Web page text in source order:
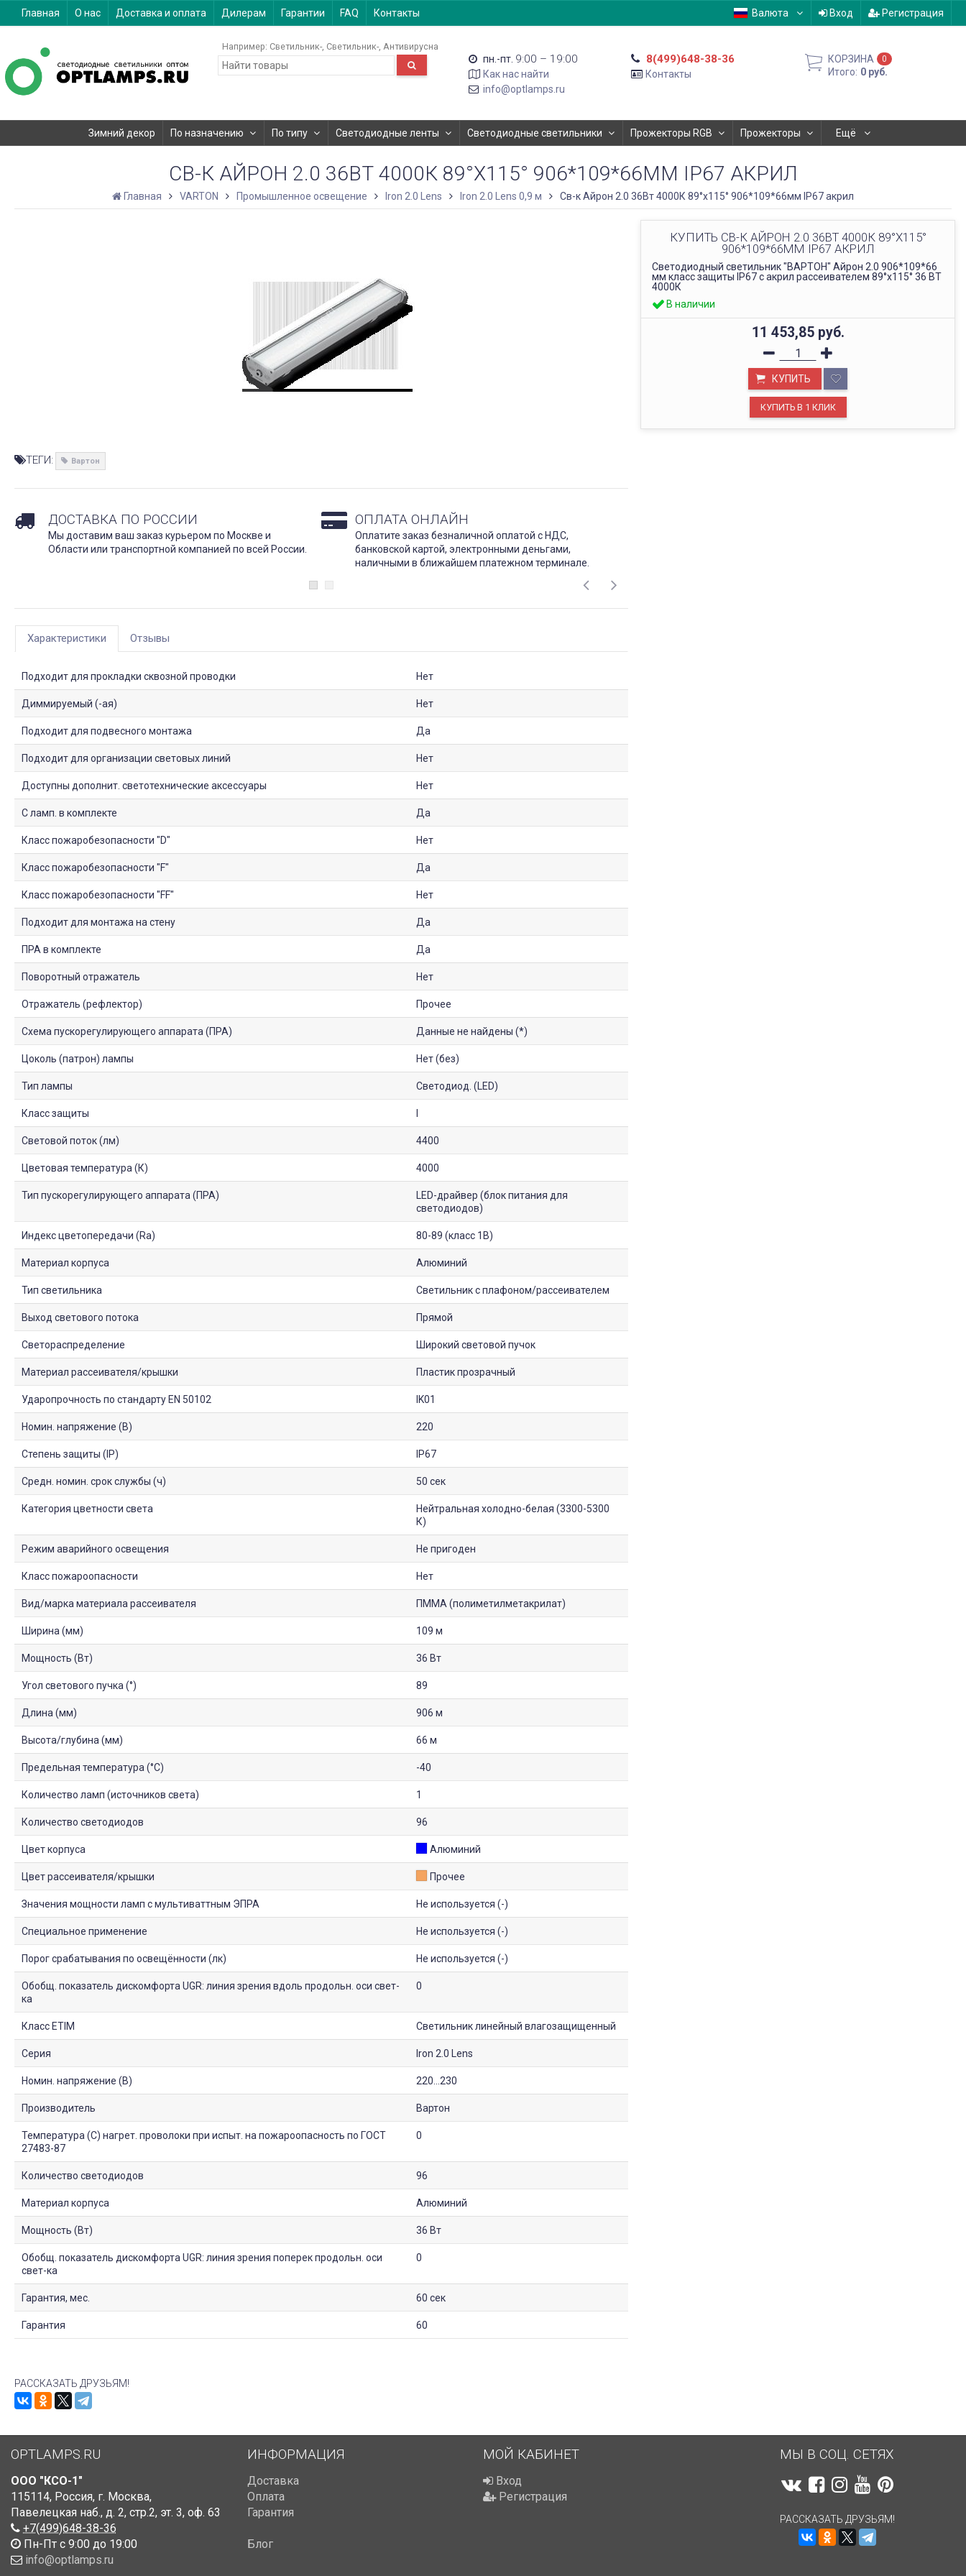
Главная О нас Доставка и оплата Дилерам Гарантии FAQ Контакты Валюта Вход Регистрация
Например: Светильник- Светильник- Антивирусна
пн.-пт. 9:00 – 19:00
Как нас найти
info@optlamps.ru
8(499)648-38-36
Контакты
КОРЗИНА 0
Итого: 0 руб.
Зимний декор По назначению По типу Светодиодные ленты Светодиодные светильники Прожекторы RGB Прожекторы Ещё
СВ-К АЙРОН 2.0 36ВТ 4000К 89°X115° 906*109*66ММ IP67 АКРИЛ
Главная VARTON Промышленное освещение Iron 2.0 Lens Iron 2.0 Lens 0,9 м Св-к Айрон 2.0 36Вт 4000К 89°x115° 906*109*66мм IP67 акрил
КУПИТЬ СВ-К АЙРОН 2.0 36ВТ 4000К 89°X115°
906*109*66ММ IP67 АКРИЛ
Светодиодный светильник "ВАРТОН" Айрон 2.0 906*109*66
мм класс защиты IP67 с акрил рассеивателем 89°x115° 36 ВТ
4000К
В наличии
11 453,85 руб.
КУПИТЬ
ТЕГИ: Вартон
ДОСТАВКА ПО РОССИИ
Мы доставим ваш заказ курьером по Москве и
Области или транспортной компанией по всей России.
ОПЛАТА ОНЛАЙН
Оплатите заказ безналичной оплатой с НДС,
банковской картой, электронными деньгами,
наличными в ближайшем платежном терминале.
Характеристики Отзывы
Подходит для прокладки сквозной проводки Нет
Диммируемый (-ая) Нет
Подходит для подвесного монтажа Да
Подходит для организации световых линий Нет
Доступны дополнит. светотехнические аксессуары Нет
С ламп. в комплекте Да
Класс пожаробезопасности "D" Нет
Класс пожаробезопасности "F" Да
Класс пожаробезопасности "FF" Нет
Подходит для монтажа на стену Да
ПРА в комплекте Да
Поворотный отражатель Нет
Отражатель (рефлектор) Прочее
Схема пускорегулирующего аппарата (ПРА) Данные не найдены (*)
Цоколь (патрон) лампы Нет (без)
Тип лампы Светодиод. (LED)
Класс защиты
Световой поток (лм) 4400
Цветовая температура (К) 4000
Тип пускорегулирующего аппарата (ПРА)
LED-драйвер (блок питания для
светодиодов)
Индекс цветопередачи (Ra) 80-89 (класс 1B)
Материал корпуса Алюминий
Тип светильника Светильник с плафоном/рассеивателем
Выход светового потока Прямой
Светораспределение Широкий световой пучок
Материал рассеивателя/крышки Пластик прозрачный
Ударопрочность по стандарту EN 50102 IK01
Номин. напряжение (В) 220
Степень защиты (IP) IP67
Средн. номин. срок службы (ч) 50 сек
Категория цветности света
Нейтральная холодно-белая (3300-5300
К)
Режим аварийного освещения Не пригоден
Класс пожароопасности Нет
Вид/марка материала рассеивателя ПММА (полиметилметакрилат)
Ширина (мм) 109 м
Мощность (Вт) 36 Вт
Угол светового пучка (°) 89
Длина (мм) 906 м
Высота/глубина (мм) 66 м
Предельная температура (°C) -40
Количество ламп (источников света) 1
Количество светодиодов 96
Цвет корпуса Алюминий
Цвет рассеивателя/крышки Прочее
Значения мощности ламп с мультиваттным ЭПРА Не используется (-)
Специальное применение Не используется (-)
Порог срабатывания по освещённости (лк) Не используется (-)
Обобщ. показатель дискомфорта UGR: линия зрения вдоль продольн. оси свет-
ка
0
Класс ETIM Светильник линейный влагозащищенный
Серия Iron 2.0 Lens
Номин. напряжение (В) 220...230
Производитель Вартон
Температура (С) нагрет. проволоки при испыт. на пожароопасность по ГОСТ
27483-87
0
Количество светодиодов 96
Материал корпуса Алюминий
Мощность (Вт) 36 Вт
Обобщ. показатель дискомфорта UGR: линия зрения поперек продольн. оси
свет-ка
0
Гарантия, мес. 60 сек
Гарантия 60
РАССКАЗАТЬ ДРУЗЬЯМ!
OPTLAMPS.RU
ООО "КСО-1"
115114, Россия, г. Москва,
Павелецкая наб., д. 2, стр.2, эт. 3, оф. 63
+7(499)648-38-36
Пн-Пт с 9:00 до 19:00
info@optlamps.ru
ИНФОРМАЦИЯ
Доставка
Оплата
Гарантия
Блог
МОЙ КАБИНЕТ
Вход
Регистрация
МЫ В СОЦ. СЕТЯХ
РАССКАЗАТЬ ДРУЗЬЯМ!